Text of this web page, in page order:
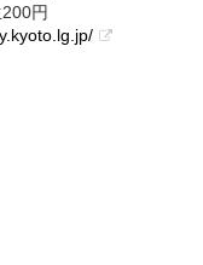
円